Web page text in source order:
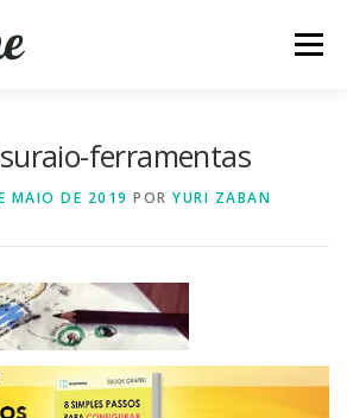
Menu
ferramentas
MAIO DE 2019 POR YURI ZABAN